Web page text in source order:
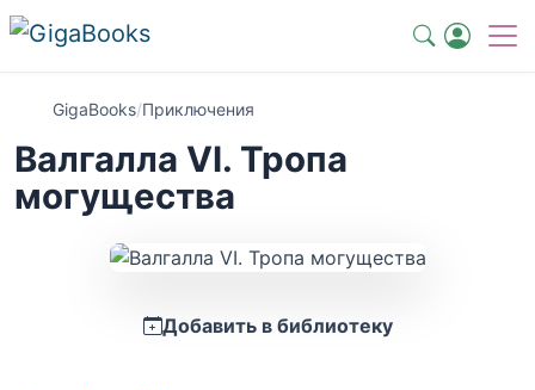
GigaBooks/Приключения
Валгалла VI. Тропа
могущества
Добавить в библиотеку